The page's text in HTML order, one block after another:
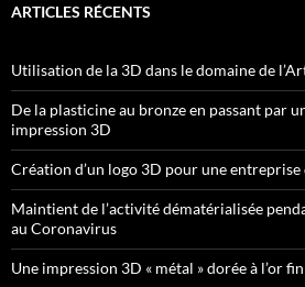
ARTICLES RÉCENTS
Utilisation de la 3D dans le domaine de
De la plasticine au bronze en passant par
impression 3D
Création d’un logo 3D pour une entreprise
Maintient de l’activité dématérialisée
au Coronavirus
Une impression 3D « métal » dorée à l’or fin